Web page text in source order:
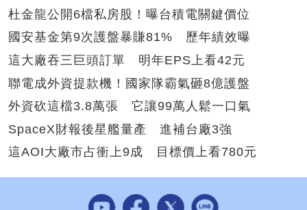
杜金龍公開6檔私房股！曝台積電關鍵價位
國安基金第9次護盤暴賺81% 歷年績效曝
這大廠吞三巨頭訂單 明年EPS上看42元
聯電成外資提款機！國家隊霸氣砸8億護盤
外資砍這檔3.8萬張 它讓99萬人鬆一口氣
SpaceX財報後星艦量產 進補台廠3強
這AOI大廠市占衝上9成 目標價上看780元